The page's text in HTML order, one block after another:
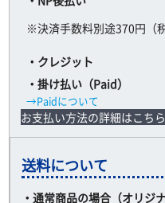
※決済手数料別途370円（税
・クレジット
・掛け払い（Paid）
→Paidについて
お支払い方法の詳細はこちら
送料について
・通常商品の場合（オリジ